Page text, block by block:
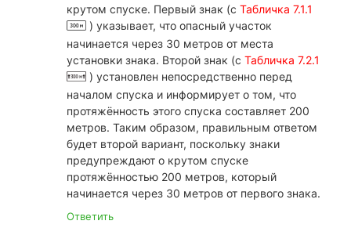
крутом спуске. Первый знак (с Табличка 7.1.1
) указывает, что опасный участок
начинается через 30 метров от места
установки знака. Второй знак (с Табличка 7.2.1
) установлен непосредственно перед
началом спуска и информирует о том, что
протяжённость этого спуска составляет 200
метров. Таким образом, правильным ответом
будет второй вариант, поскольку знаки
предупреждают о крутом спуске
протяжённостью 200 метров, который
начинается через 30 метров от первого знака.
Ответить